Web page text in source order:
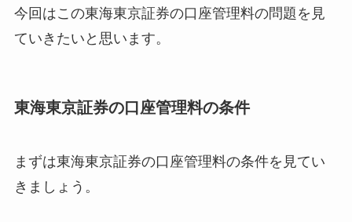
今回はこの東海東京証券の口座管理料の問題を見
ていきたいと思います。
東海東京証券の口座管理料の条件
まずは東海東京証券の口座管理料の条件を見てい
きましょう。